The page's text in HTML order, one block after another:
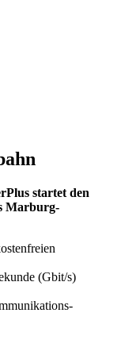
startet den
Marburg-
(Gbit/s)